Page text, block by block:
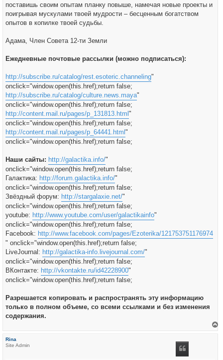
поставишь своим опытам планку повыше, намечая новые проекты и
поигрывая мускулами твоей мудрости – бесценным богатством
опытов в копилке твоей судьбы.
Адама, Член Совета 12-ти Земли
Ежедневные почтовые рассылки (можно подписаться):
http://subscribe.ru/catalog/rest.esoteric.channeling"
onclick="window.open(this.href);return false;
http://subscribe.ru/catalog/culture.news.maya"
onclick="window.open(this.href);return false;
http://content.mail.ru/pages/p_131813.html "
onclick="window.open(this.href);return false;
http://content.mail.ru/pages/p_64441.html "
onclick="window.open(this.href);return false;
Наши сайты: http://galactika.info/"
onclick="window.open(this.href);return false;
Галактика: http://forum.galactika.info/"
onclick="window.open(this.href);return false;
Звёздный форум: http://stargalaxie.net/"
onclick="window.open(this.href);return false;
youtube: http://www.youtube.com/user/galactikainfo"
onclick="window.open(this.href);return false;
Facebook: http://www.facebook.com/pages/Ezoterika/121753751176974
" onclick="window.open(this.href);return false;
LiveJournal: http://galactika-info.livejournal.com/"
onclick="window.open(this.href);return false;
ВКонтакте: http://vkontakte.ru/id42228900"
onclick="window.open(this.href);return false;
Разрешается копировать и распространять эту информацию
только в полном объеме, со всеми ссылками и без изменения
содержания.
Rina
Site Admin